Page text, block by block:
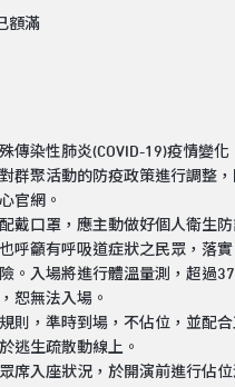
額滿
傳染性肺炎(COVID-19)疫情變化
群聚活動的防疫政策進行調整
官網。
戴口罩，應主動做好個人衛生
呼籲有呼吸道症狀之民眾，落實
。入場將進行體溫量測，超過
恕無法入場。
則，準時到場，不佔位，並配合
逃生疏散動線上。
席入座狀況，於開演前進行佔